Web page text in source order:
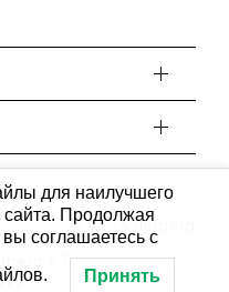
в России
© 2026 Holberg
для наилучшего
Продолжая
вы соглашаетесь с
Принять